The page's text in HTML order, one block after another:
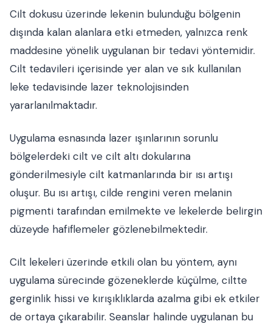
Cilt dokusu üzerinde lekenin bulunduğu bölgenin
dışında kalan alanlara etki etmeden, yalnızca renk
maddesine yönelik uygulanan bir tedavi yöntemidir.
Cilt tedavileri içerisinde yer alan ve sık kullanılan
leke tedavisinde lazer teknolojisinden
yararlanılmaktadır.
Uygulama esnasında lazer ışınlarının sorunlu
bölgelerdeki cilt ve cilt altı dokularına
gönderilmesiyle cilt katmanlarında bir ısı artışı
oluşur. Bu ısı artışı, cilde rengini veren melanin
pigmenti tarafından emilmekte ve lekelerde belirgin
düzeyde hafiflemeler gözlenebilmektedir.
Cilt lekeleri üzerinde etkili olan bu yöntem, aynı
uygulama sürecinde gözeneklerde küçülme, ciltte
gerginlik hissi ve kırışıklıklarda azalma gibi ek etkiler
de ortaya çıkarabilir. Seanslar halinde uygulanan bu